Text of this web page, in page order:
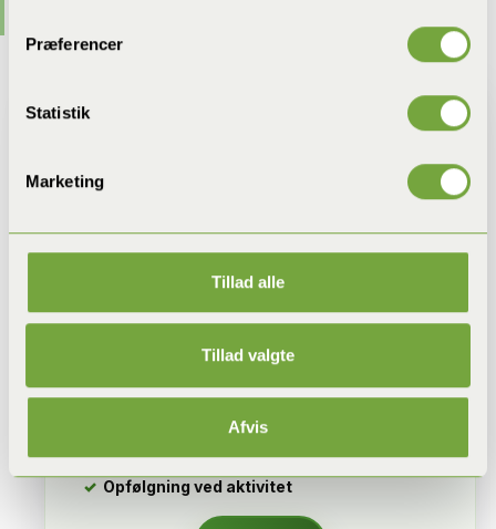
Præferencer
Statistik
Marketing
Tillad alle
Tillad valgte
Afvis
Jimmi Guldmann
Din lokale bekæmper i Ahl
Du får hurtig kontakt, ærlig
hvad der giver mening hos dig.
Lokal og hurtig udrykning
Klar pris og tydelig proces
Opfølgning ved aktivitet